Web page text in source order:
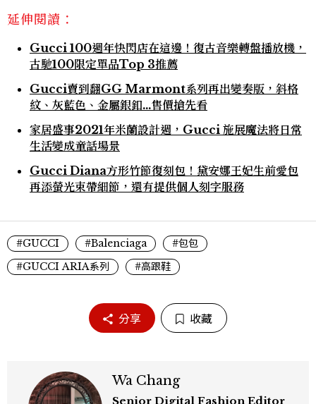
延伸閱讀：
Gucci 100週年快閃店在這邊！復古音樂轉盤播放機，
古馳100限定單品Top 3推薦
Gucci賣到翻GG Marmont系列再出變奏版，斜格
紋、灰藍色、金屬銀釦…售價搶先看
家居盛事2021年米蘭設計週，Gucci 施展魔法將日常
生活變成童話場景
Gucci Diana方形竹節復刻包！黛安娜王妃生前愛包
再添螢光束帶細節，還有提供個人刻字服務
#GUCCI #Balenciaga
#包包
#GUCCI ARIA系列
#高跟鞋
分享 收藏
Wa Chang
Senior Digital Fashion Editor